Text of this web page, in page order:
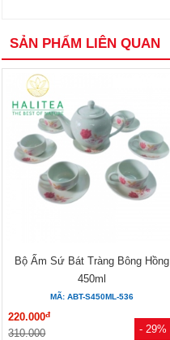
SẢN PHẨM LIÊN QUAN
- 29%
Bộ Ấm Sứ Bát Tràng Bông Hồng
450ml
MÃ: ABT-S450ML-536
220.000đ
310.000